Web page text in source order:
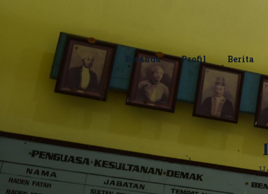
Beranda Profil Berita